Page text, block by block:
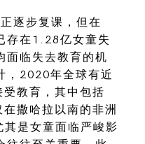
逐步复课，但在
存在1.28亿女童失
面临失去教育的机
，2020年全球有近
教育，其中包括
撒哈拉以南的非洲
是女童面临严峻影